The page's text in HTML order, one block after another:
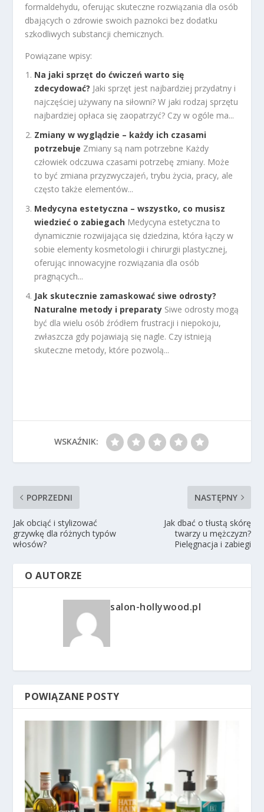
formaldehydu, oferując skuteczne rozwiązania dla osób
dbających o zdrowie swoich paznokci bez dodatku
szkodliwych substancji chemicznych.
Powiązane wpisy:
Na jaki sprzęt do ćwiczeń warto się
zdecydować? Jaki sprzęt jest najbardziej przydatny i
najczęściej używany na siłowni? W jaki rodzaj sprzętu
najbardziej opłaca się zaopatrzyć? Czy w ogóle ma...
Zmiany w wyglądzie – każdy ich czasami
potrzebuje Zmiany są nam potrzebne Każdy
człowiek odczuwa czasami potrzebę zmiany. Może
to być zmiana przyzwyczajeń, trybu życia, pracy, ale
często także elementów...
Medycyna estetyczna – wszystko, co musisz
wiedzieć o zabiegach Medycyna estetyczna to
dynamicznie rozwijająca się dziedzina, która łączy w
sobie elementy kosmetologii i chirurgii plastycznej,
oferując innowacyjne rozwiązania dla osób
pragnących...
Jak skutecznie zamaskować siwe odrosty?
Naturalne metody i preparaty Siwe odrosty mogą
być dla wielu osób źródłem frustracji i niepokoju,
zwłaszcza gdy pojawiają się nagle. Czy istnieją
skuteczne metody, które pozwolą...
WSKAŹNIK:
POPRZEDNI
Jak obciąć i stylizować
grzywkę dla różnych typów
włosów?
NASTĘPNY
Jak dbać o tłustą skórę
twarzy u mężczyzn?
Pielęgnacja i zabiegi
O AUTORZE
salon-hollywood.pl
POWIĄZANE POSTY